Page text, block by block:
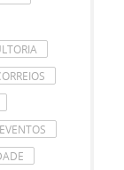
EVENTOS